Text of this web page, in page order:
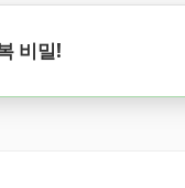
비밀!